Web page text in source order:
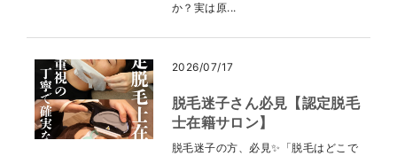
か？実は原...
2026/07/17
脱毛迷子さん必見【認定脱毛
士在籍サロン】
脱毛迷子の方、必見✨「脱毛はどこで